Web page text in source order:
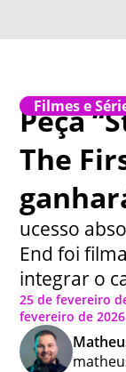
Filmes e
Peça
The
ucesso
End foi
integrar o
25 de fevereiro
fevereiro de